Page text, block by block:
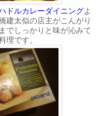
ドルカレーダイニングよ
建太似の店主がこんがり
でしっかりと味が沁みて
理です。